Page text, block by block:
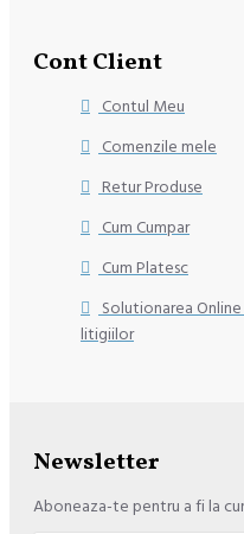
Cont Client
Contul Meu
Comenzile mele
Retur Produse
Cum Cumpar
Cum Platesc
Solutionarea Online
litigiilor
Newsletter
Aboneaza-te pentru a fi la